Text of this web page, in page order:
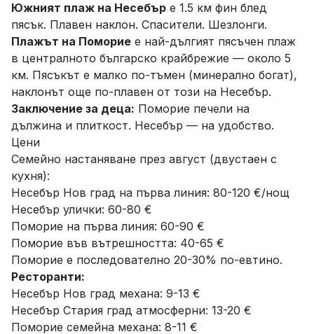
Южният плаж на Несебър е 1.5 км фин блед
пясък. Плавен наклон. Спасители. Шезлонги.
Плажът на Поморие е най-дългият пясъчен плаж
в централното българско крайбрежие — около 5
км. Пясъкът е малко по-тъмен (минерално богат),
наклонът още по-плавен от този на Несебър.
Заключение за деца: Поморие печели на
дължина и плиткост. Несебър — на удобство.
Цени
Семейно настаняване през август (двустаен с
кухня):
Несебър Нов град на първа линия: 80-120 €/нощ
Несебър улички: 60-80 €
Поморие на първа линия: 60-90 €
Поморие във вътрешността: 40-65 €
Поморие е последователно 20-30% по-евтино.
Ресторанти:
Несебър Нов град механа: 9-13 €
Несебър Стария град атмосферни: 13-20 €
Поморие семейна механа: 8-11 €